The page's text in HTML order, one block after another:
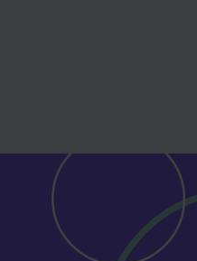
banen
dat verschillende
sales medewerkers tot
openstaan.
vacatures